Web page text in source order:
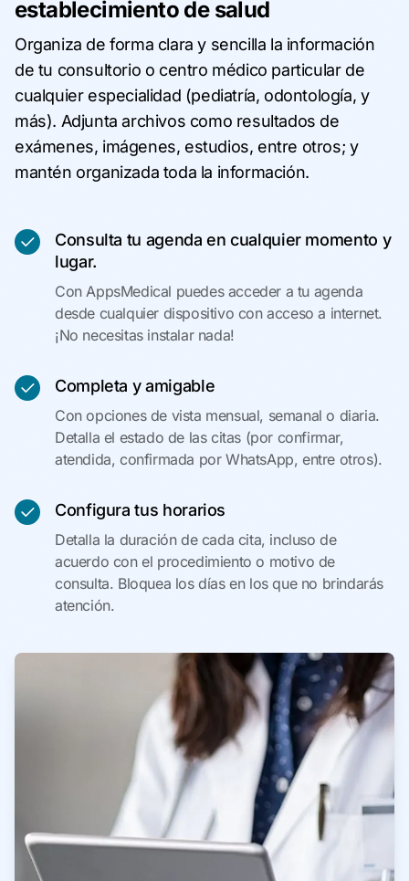
establecimiento de salud
Organiza de forma clara y sencilla la información
de tu consultorio o centro médico particular de
cualquier especialidad (pediatría, odontología, y
más). Adjunta archivos como resultados de
exámenes, imágenes, estudios, entre otros; y
mantén organizada toda la información.
Consulta tu agenda en cualquier momento y
lugar.
Con AppsMedical puedes acceder a tu agenda
desde cualquier dispositivo con acceso a internet.
¡No necesitas instalar nada!
Completa y amigable
Con opciones de vista mensual, semanal o diaria.
Detalla el estado de las citas (por confirmar,
atendida, confirmada por WhatsApp, entre otros).
Configura tus horarios
Detalla la duración de cada cita, incluso de
acuerdo con el procedimiento o motivo de
consulta. Bloquea los días en los que no brindarás
atención.